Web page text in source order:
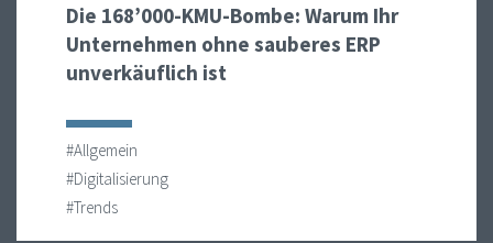
Die 168’000-KMU-Bombe: Warum Ihr
Unternehmen ohne sauberes ERP
unverkäuflich ist
#Allgemein
#Digitalisierung
#Trends